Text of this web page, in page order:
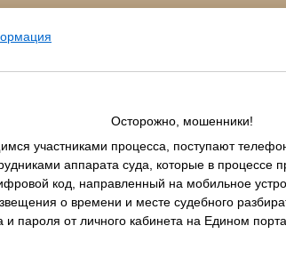
Осторожно, мошенники!
участниками процесса, поступают
аппарата суда, которые в процессе
код, направленный на мобильное
о времени и месте судебного
пароля от личного кабинета на Едином